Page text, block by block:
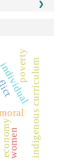
economy
povertyindigenous curriculum
women